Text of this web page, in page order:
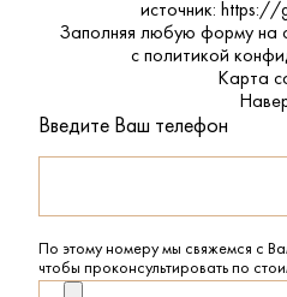
источник:
Заполняя любую форму на
с политикой
Карта
Введите Ваш телефон
По этому номеру мы свяжемся с
чтобы проконсультировать по